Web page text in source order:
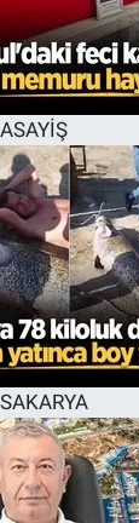
ASAYİŞ
SAKARYA
EĞİTİM
ÖZEL